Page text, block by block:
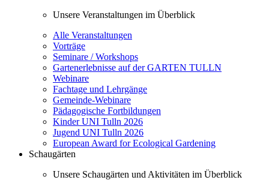
Unsere Veranstaltungen im Überblick
Alle Veranstaltungen
Vorträge
Seminare / Workshops
Gartenerlebnisse auf der GARTEN TULLN
Webinare
Fachtage und Lehrgänge
Gemeinde-Webinare
Pädagogische Fortbildungen
Kinder UNI Tulln 2026
Jugend UNI Tulln 2026
European Award for Ecological Gardening
Schaugärten
Unsere Schaugärten und Aktivitäten im Überblick